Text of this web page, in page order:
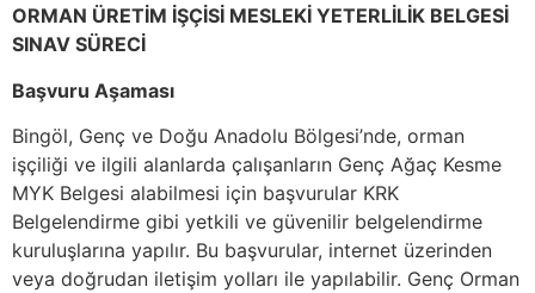
ORMAN ÜRETİM İŞÇİSİ MESLEKİ YETERLİLİK BELGESİ
SINAV SÜRECİ
Başvuru Aşaması
Bingöl, Genç ve Doğu Anadolu Bölgesi’nde, orman
işçiliği ve ilgili alanlarda çalışanların Genç Ağaç Kesme
MYK Belgesi alabilmesi için başvurular KRK
Belgelendirme gibi yetkili ve güvenilir belgelendirme
kuruluşlarına yapılır. Bu başvurular, internet üzerinden
veya doğrudan iletişim yolları ile yapılabilir. Genç Orman